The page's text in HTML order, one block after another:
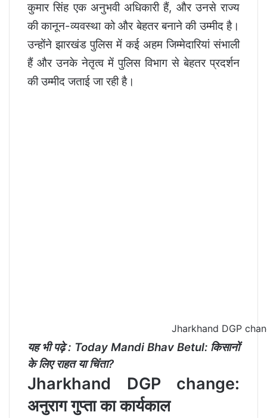
कुमार सिंह एक अनुभवी अधिकारी हैं, और उनसे राज्य
की कानून-व्यवस्था को और बेहतर बनाने की उम्मीद है।
उन्होंने झारखंड पुलिस में कई अहम जिम्मेदारियां संभाली
हैं और उनके नेतृत्व में पुलिस विभाग से बेहतर प्रदर्शन
की उम्मीद जताई जा रही है।
Jharkhand DGP
यह भी पढ़े : Today Mandi Bhav Betul: किसानों
के लिए राहत या चिंता?
Jharkhand DGP change:
अनुराग गुप्ता का कार्यकाल